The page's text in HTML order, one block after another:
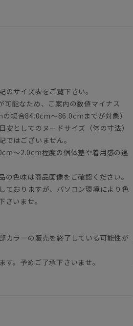
サイズ表をご覧下さい。
能なため、ご案内の数値マイナス
場合84.0cm～86.0cmまでが対象）
としてのヌードサイズ（体の寸法）
はございません。
～2.0cm程度の個体差や着用感の違
色味は商品画像をご確認ください。
ておりますが、パソコン環境により色
いませ。
カラーの販売を終了している可能性が
。予めご了承下さいませ。